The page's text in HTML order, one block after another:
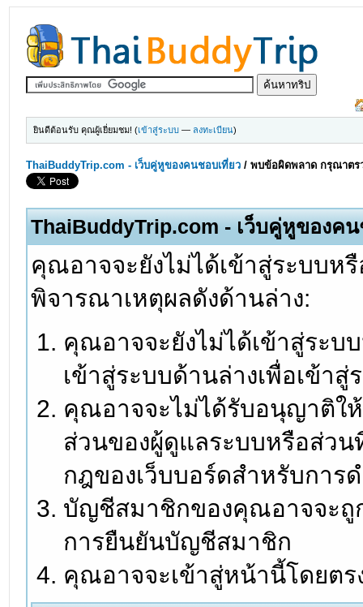
ยินดีต้อนรับ คุณผู้เยี่ยมชม! (เข้าสู่ระบบ — ลงทะเบียน)
ThaiBuddyTrip.com - เว็บคู่หูของคนชอบเที่ยว /พบข้อผิดพลาด กรุณาตร
ThaiBuddyTrip.com - เว็บคู่หูของค
คุณอาจจะยังไม่ได้เข้าสู่ระบบ
พิจารณาเหตุผลดังด้านล่าง:
คุณอาจจะยังไม่ได้เข้าสู่ระบ
เข้าสู่ระบบด้านล่างเพื่อเข้า
คุณอาจจะไม่ได้รับอนุญาติใ
ส่วนของผู้ดูแลระบบหรือส่ว
กฎของเว็บบอร์ดสำหรับการ
บัญชีสมาชิกของคุณอาจจะถู
การยืนยันบัญชีสมาชิก
คุณอาจจะเข้าสู่หน้านี้โดยต